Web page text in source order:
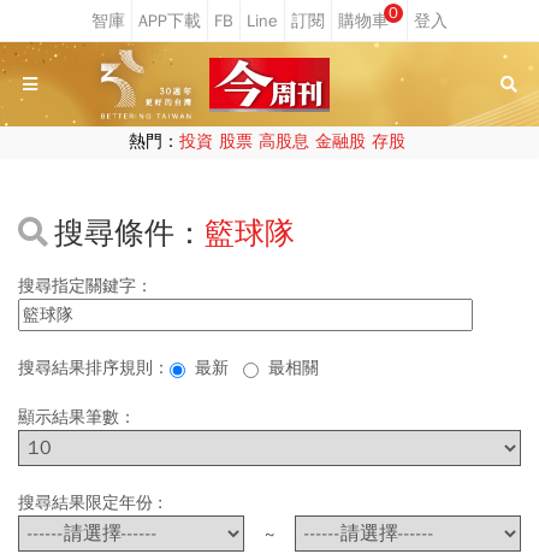
0
熱門： 投資 股票 高股息 金融股 存股
搜尋條件： 籃球隊
搜尋指定關鍵字：
搜尋結果排序規則： 最新 最相關
顯示結果筆數：
搜尋結果限定年份 :
~